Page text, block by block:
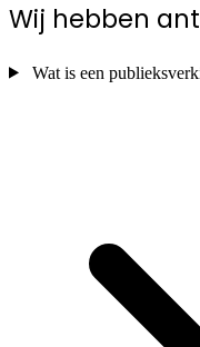
Wij hebben
Wat is een